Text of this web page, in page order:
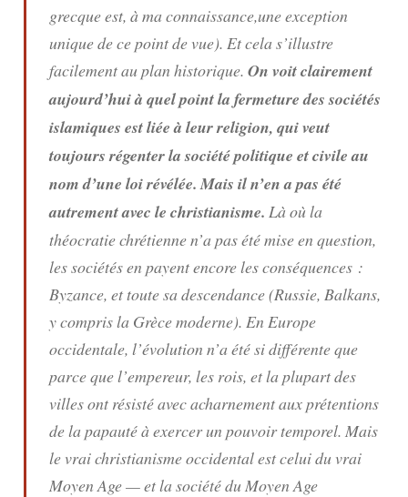
grecque est, à ma connaissance,une exception
unique de ce point de vue). Et cela s’illustre
facilement au plan historique. On voit clairement
aujourd’hui à quel point la fermeture des sociétés
islamiques est liée à leur religion, qui veut
toujours régenter la société politique et civile au
nom d’une loi révélée. Mais il n’en a pas été
autrement avec le christianisme. Là où la
théocratie chrétienne n’a pas été mise en question,
les sociétés en payent encore les conséquences :
Byzance, et toute sa descendance (Russie, Balkans,
y compris la Grèce moderne). En Europe
occidentale, l’évolution n’a été si différente que
parce que l’empereur, les rois, et la plupart des
villes ont résisté avec acharnement aux prétentions
de la papauté à exercer un pouvoir temporel. Mais
le vrai christianisme occidental est celui du vrai
Moyen Age — et la société du Moyen Age